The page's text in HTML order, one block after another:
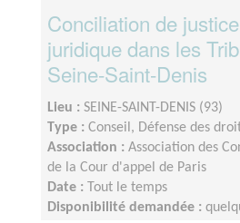
Conciliation de
juridique dans les
Seine-Saint-Denis
Lieu : SEINE-SAINT-DENIS (93)
Type : Conseil, Défense des
Association : Association des
de la Cour d'appel de Paris
Date :
Tout le temps
Disponibilité demandée :